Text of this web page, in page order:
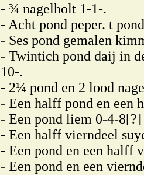
- ¾ nagelholt 1-1-.
- Acht pond peper. t
- Ses pond gemalen
- Twintich pond daij in
10-.
- 2¼ pond en 2 lood
- Een halff pond en een
- Een pond liem 0-4-8[?]
- Een halff vierndeel
- Een pond en een halff
- Een pond en een